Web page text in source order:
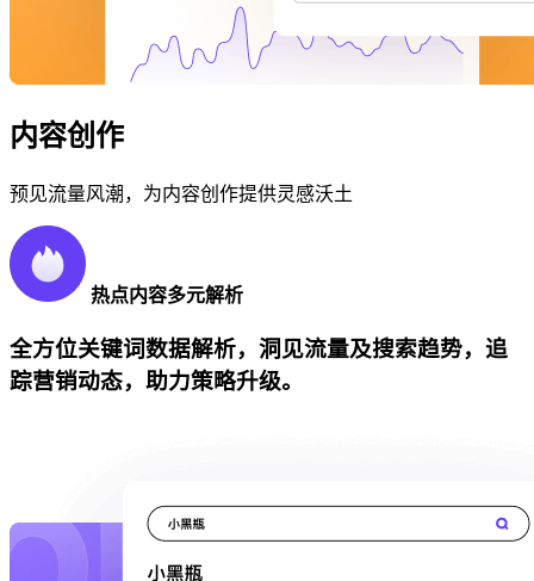
内容创作
预见流量风潮，为内容创作提供灵感沃土
热点内容多元解析
全方位关键词数据解析，洞见流量及搜索趋势，追
踪营销动态，助力策略升级。